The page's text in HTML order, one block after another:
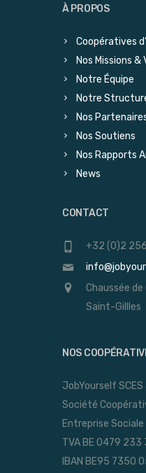
À PROPOS
Coopératives
Nos Missions &
Notre Équipe
Notre
Nos
Nos Soutiens
Nos Rapports
News
CONTACT
+32 (0)2
Chaussée de
Saint-Gillles
NOS
JobYourself SCES
Société
Entreprise Sociale
TVA BE 0479 233
IBAN BE95 7350